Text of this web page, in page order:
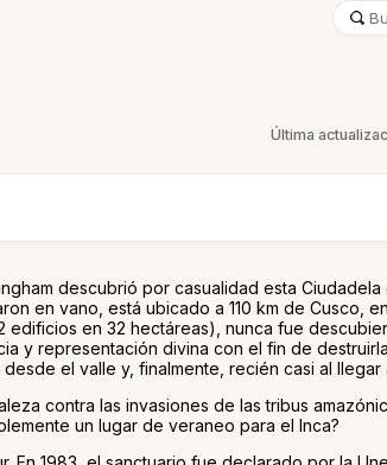
Última
descubrió por casualidad esta
en vano, está ubicado a 110 km de Cusco,
edificios en 32 hectáreas), nunca fue
y representación divina con el fin de
el valle y, finalmente, recién casi al
contra las invasiones de las tribus
un lugar de veraneo para el Inca?